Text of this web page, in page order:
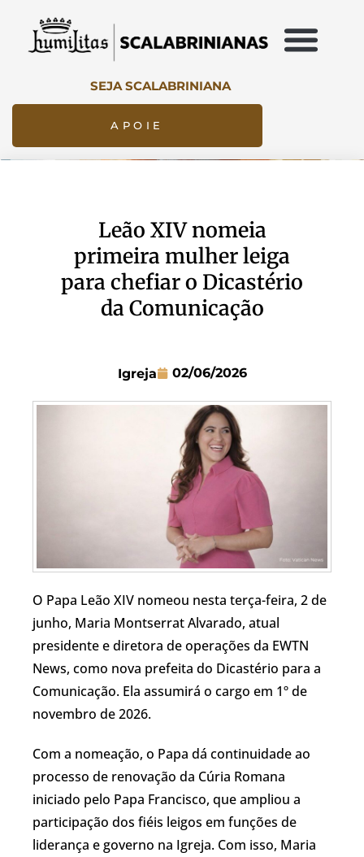
SEJA SCALABRINIANA
APOIE
Leão XIV nomeia
primeira mulher leiga
para chefiar o Dicastério
da Comunicação
Igreja 02/06/2026
O Papa Leão XIV nomeou nesta terça-feira, 2 de
junho, Maria Montserrat Alvarado, atual
presidente e diretora de operações da EWTN
News, como nova prefeita do Dicastério para a
Comunicação. Ela assumirá o cargo em 1º de
novembro de 2026.
Com a nomeação, o Papa dá continuidade ao
processo de renovação da Cúria Romana
iniciado pelo Papa Francisco, que ampliou a
participação dos fiéis leigos em funções de
liderança e governo na Igreja. Com isso, Maria